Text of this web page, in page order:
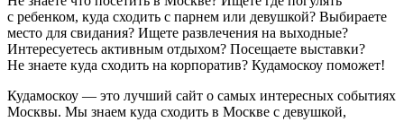
с ребенком, куда сходить с парнем или девушкой? Выбираете
место для свидания? Ищете развлечения на выходные?
Интересуетесь активным отдыхом? Посещаете выставки?
Не знаете куда сходить на корпоратив? Кудамоскоу поможет!
Кудамоскоу — это лучший сайт о самых интересных событиях
Москвы. Мы знаем куда сходить в Москве с девушкой,